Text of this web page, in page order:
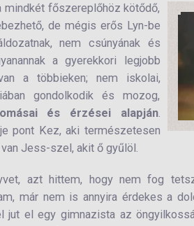
mindkét főszereplőhöz kötődő,
de mégis erős Lyn-be
nem csúnyának és
a gyerekkori legjobb
a többieken; nem iskolai,
gondolkodik és mozog,
és érzései alapján.
pont Kez, aki természetesen
Jess-szel, akit ő gyűlöl.
azt hittem, hogy nem fog
már nem is annyira érdekes a
jut el egy gimnazista az